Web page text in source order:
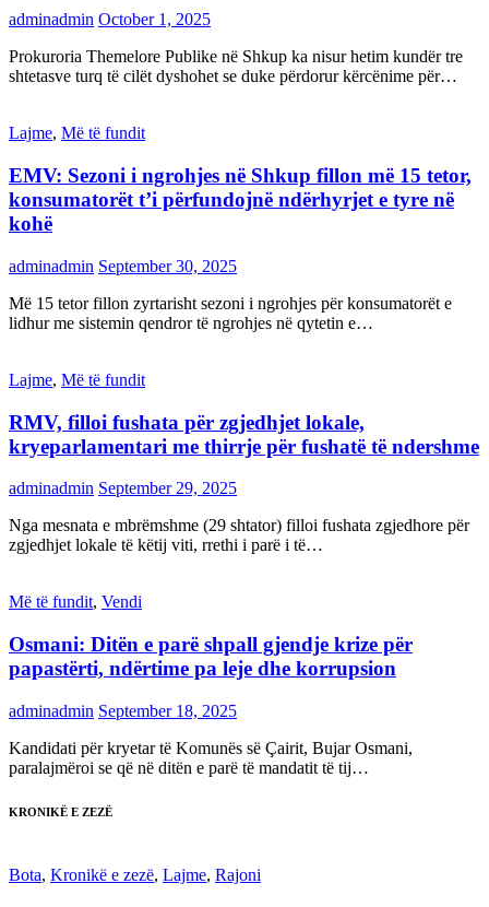
adminadmin October 1, 2025
Prokuroria Themelore Publike në Shkup ka nisur hetim kundër tre
shtetasve turq të cilët dyshohet se duke përdorur kërcënime për…
Lajme, Më të fundit
EMV: Sezoni i ngrohjes në Shkup fillon më 15 tetor,
konsumatorët t’i përfundojnë ndërhyrjet e tyre në
kohë
adminadmin September 30, 2025
Më 15 tetor fillon zyrtarisht sezoni i ngrohjes për konsumatorët e
lidhur me sistemin qendror të ngrohjes në qytetin e…
Lajme, Më të fundit
RMV, filloi fushata për zgjedhjet lokale,
kryeparlamentari me thirrje për fushatë të ndershme
adminadmin September 29, 2025
Nga mesnata e mbrëmshme (29 shtator) filloi fushata zgjedhore për
zgjedhjet lokale të këtij viti, rrethi i parë i të…
Më të fundit, Vendi
Osmani: Ditën e parë shpall gjendje krize për
papastërti, ndërtime pa leje dhe korrupsion
adminadmin September 18, 2025
Kandidati për kryetar të Komunës së Çairit, Bujar Osmani,
paralajmëroi se që në ditën e parë të mandatit të tij…
KRONIKË E ZEZË
Bota, Kronikë e zezë, Lajme, Rajoni